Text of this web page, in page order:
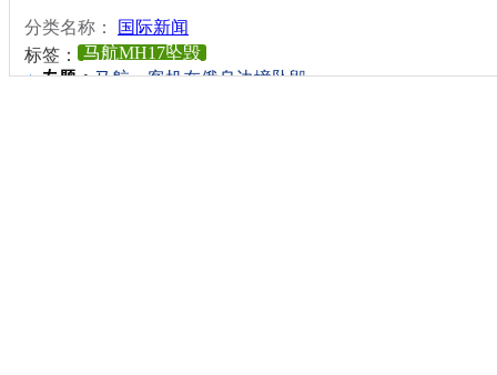
分类名称：
国际新闻
标签：
马航MH17坠毁
专题：马航一客机在俄乌边境坠毁